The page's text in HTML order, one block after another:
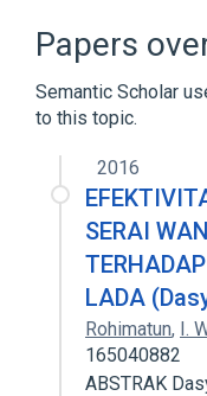
Papers
Semantic Scholar
to this topic.
2016
SERAI
LADA
Rohimatun, I.
165040882
ABSTRAK